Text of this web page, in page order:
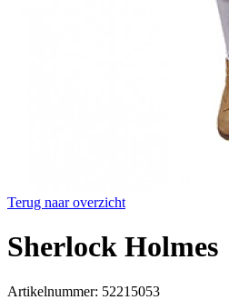
Terug naar overzicht
Sherlock Holmes
Artikelnummer: 52215053